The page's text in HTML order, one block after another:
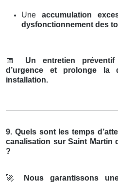
Uneaccumulation
dysfonctionnement des
📅
Un entretien
d’urgence et prolonge
installation.
9. Quels sont les temps
canalisation sur Saint Martin
?
🚀
Nous garantissons